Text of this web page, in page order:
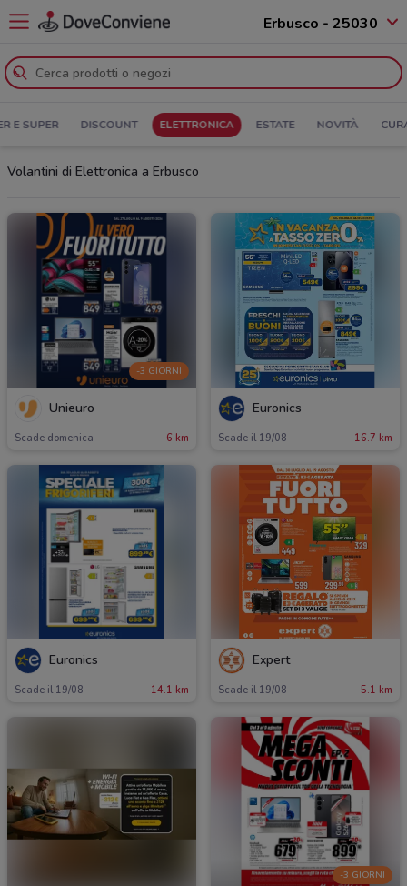
Erbusco - 25030
E SUPER DISCOUNT ELETTRONICA ESTATE NOVITÀ
Volantini di Elettronica a Erbusco
-3 GIORNI
Unieuro
Scade domenica 6 km
Euronics
Scade il 19/08 16.7 km
Euronics
Scade il 19/08 14.1 km
Expert
Scade il 19/08 5.1 km
-3 GIORNI